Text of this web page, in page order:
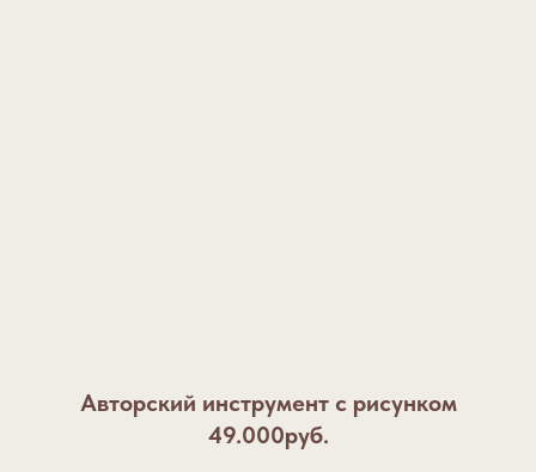
Авторский инструмент с рисунком
49.000руб.